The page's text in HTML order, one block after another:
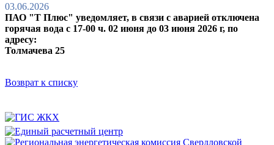
03.06.2026
ПАО "Т Плюс" уведомляет, в связи с аварией отключена
горячая вода с 17-00 ч. 02 июня до 03 июня 2026 г, по
адресу:
Толмачева 25
Возврат к списку